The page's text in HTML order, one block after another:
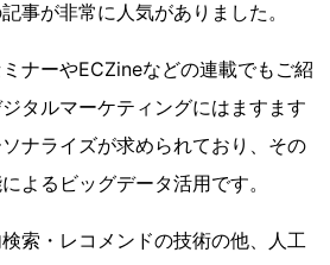
事が非常に人気がありました。
ナーやECZineなどの連載でもご紹
タルマーケティングにはますます
ナライズが求められており、その
よるビッグデータ活用です。
索・レコメンドの技術の他、人工